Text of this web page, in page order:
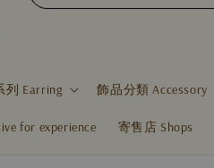
列 Earring 飾品分類 Accessory
for experience 寄售店 Shops